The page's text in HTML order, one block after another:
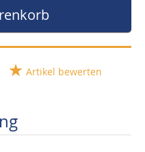
Artikel bewerten